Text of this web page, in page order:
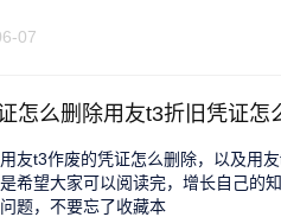
07
怎么删除用友t3折旧凭证怎
友t3作废的凭证怎么删除，以及用
希望大家可以阅读完，增长自己的
题，不要忘了收藏本